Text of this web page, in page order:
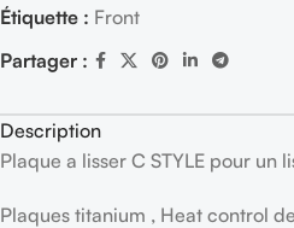
Étiquette : Front
Partager :
Description
Plaque a lisser C STYLE pour un
Plaques titanium , Heat control